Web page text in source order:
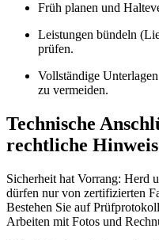
Früh planen und
Leistungen bündeln
prüfen.
Vollständige
zu vermeiden.
Technische
rechtliche
Sicherheit hat Vorrang: Herd
dürfen nur von zertifizierten
Bestehen Sie auf
Arbeiten mit Fotos und